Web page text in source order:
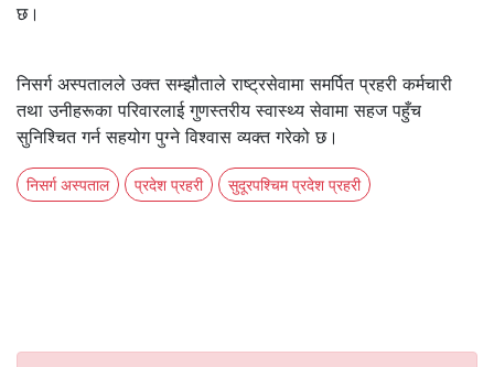
छ।
निसर्ग अस्पतालले उक्त सम्झौताले राष्ट्रसेवामा समर्पित प्रहरी कर्मचारी
तथा उनीहरूका परिवारलाई गुणस्तरीय स्वास्थ्य सेवामा सहज पहुँच
सुनिश्चित गर्न सहयोग पुग्ने विश्वास व्यक्त गरेको छ।
निसर्ग अस्पताल प्रदेश प्रहरी सुदूरपश्चिम प्रदेश प्रहरी